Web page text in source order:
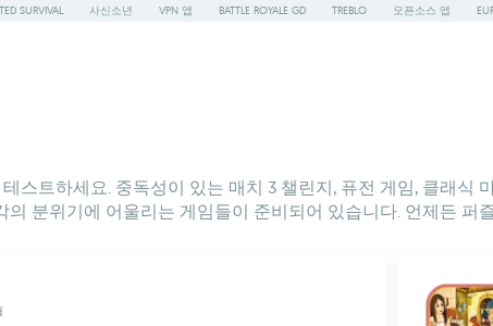
SURVIVAL 사신소년 VPN 앱 BATTLE ROYALE GD TREBLO 오픈소스 앱
스트하세요. 중독성이 있는 매치 3 챌린지, 퓨전 게임, 클래
분위기에 어울리는 게임들이 준비되어 있습니다. 언제든 퍼